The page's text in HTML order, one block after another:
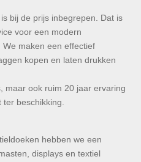
bij de prijs inbegrepen. Dat is
voor een modern
maken een effectief
kopen en laten drukken
maar ook ruim 20 jaar ervaring
beschikking.
hebben we een
displays en textiel